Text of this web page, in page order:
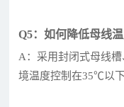
Q5：如何降低母线
A：采用封闭式母线
境温度控制在35℃以下